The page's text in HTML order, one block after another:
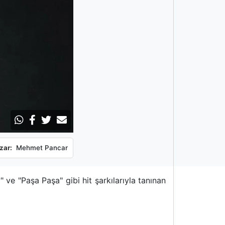
Mehmet Pancar
"Paşa Paşa" gibi hit şarkılarıyla tanınan